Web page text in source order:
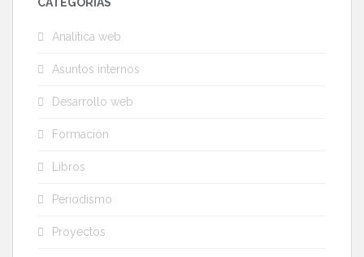
CATEGORÍAS
Analítica web
Asuntos internos
Desarrollo web
Formación
Libros
Periodismo
Proyectos